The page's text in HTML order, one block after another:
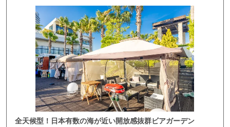
全天候型！日本有数の海が近い開放感抜群ビアガーデン